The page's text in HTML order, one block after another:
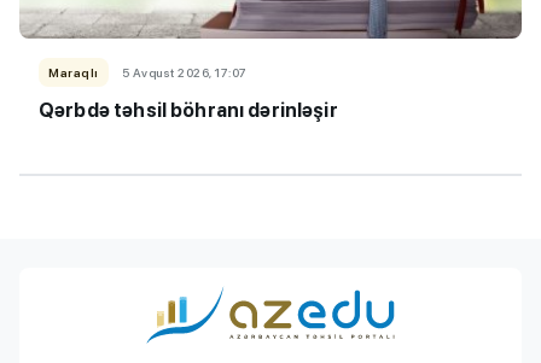
Maraqlı 5 Avqust 2026, 17:07
Qərbdə təhsil böhranı dərinləşir